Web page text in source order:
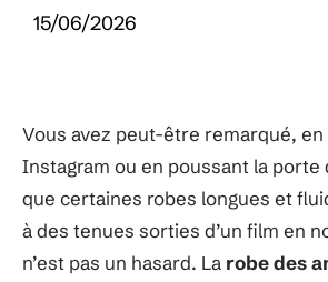
15/06/2026
Vous avez peut-être remarqué, en
Instagram ou en poussant la porte
que certaines robes longues et
à des tenues sorties d’un film en
n’est pas un hasard. La robe des